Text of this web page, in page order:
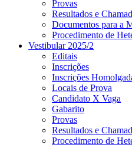
Provas
Resultados e
Documentos para a
Procedimento de
Vestibular 2025/2
Editais
Inscrições
Inscrições
Locais de Prova
Candidato X Vaga
Gabarito
Provas
Resultados e
Procedimento de